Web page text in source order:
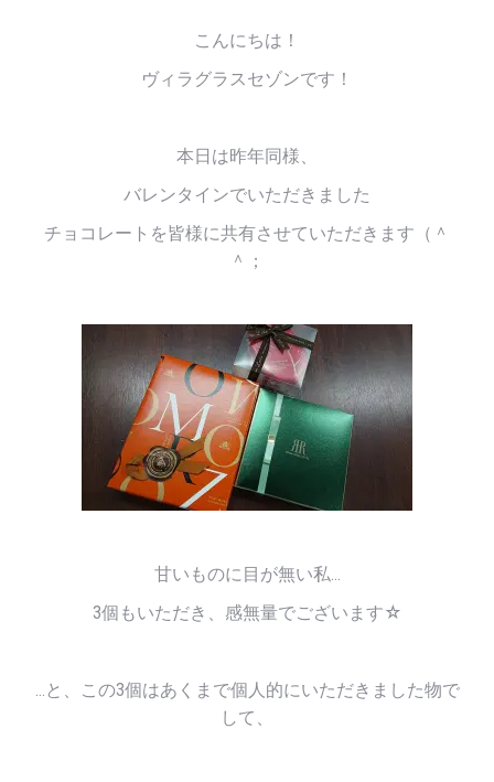
こんにちは！
ヴィラグラスセゾンです！
本日は昨年同様、
バレンタインでいただきました
チョコレートを皆様に共有させていただきます（＾
＾；
甘いものに目が無い私…
3個もいただき、感無量でございます☆
…と、この3個はあくまで個人的にいただきました物で
して、